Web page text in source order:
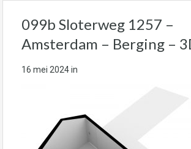
099b Sloterweg 1257 –
Amsterdam – Berging –
16 mei 2024in